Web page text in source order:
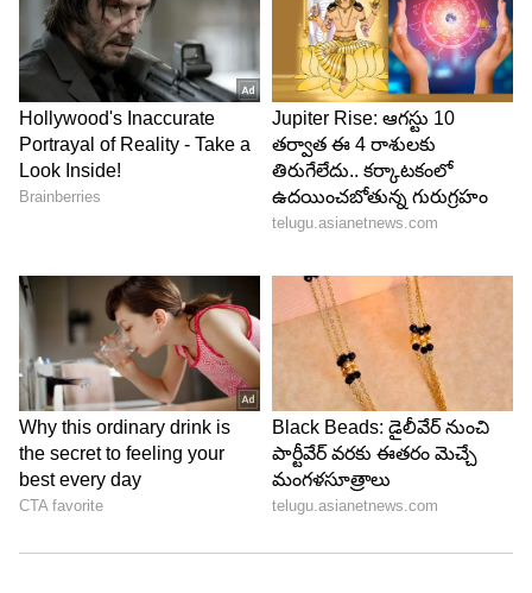
కపూర్, రైటర్ రోహన్ ఠక్కర్‌ల పెళ్లి జూలై 4 నుంచి 6 వరకు
ముంబైలోని ఒక ఫైవ్-స్టార్ హోటల్‌లో జరగనుంది. హల్దీ,
మెహందీ, సంగీత్, పెళ్లి, రిసెప్షన్ వంటి ఫంక్షన్లతో ఈ పెళ్లి
చాలా గ్రాండ్‌గా జరగనుంది. బోణీ కపూర్ ఈ పెళ్లి ఏర్పాట్ల
బాధ్యతను చూసుకుంటున్నారు. అర్జున్ కపూర్ తన
సోదరితో కలిసి షాపింగ్, అతిథులను ఆహ్వానించడంలో
అనిల్ కపూర్, సంజయ్ కపూర్, ఇతర బంధువులు ఈ పెళ్లికి
హాజరవుతారు.
5
5